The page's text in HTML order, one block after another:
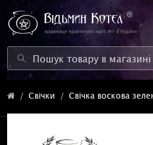
Свічки Свічка воскова